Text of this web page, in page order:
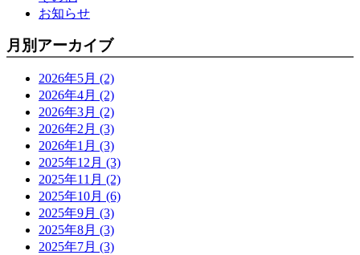
お知らせ
月別アーカイブ
2026年5月 (2)
2026年4月 (2)
2026年3月 (2)
2026年2月 (3)
2026年1月 (3)
2025年12月 (3)
2025年11月 (2)
2025年10月 (6)
2025年9月 (3)
2025年8月 (3)
2025年7月 (3)